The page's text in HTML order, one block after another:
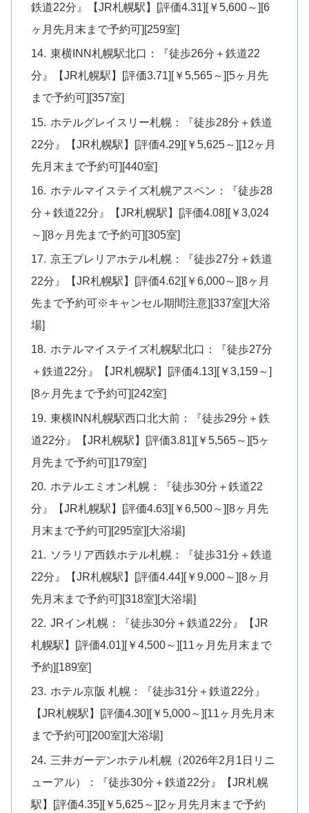
鉄道22分』【JR札幌駅】[評価4.31][￥5,600～][6
ヶ月先月末まで予約可][259室]
東横INN札幌駅北口：『徒歩26分＋鉄道22
分』【JR札幌駅】[評価3.71][￥5,565～][5ヶ月先
まで予約可][357室]
ホテルグレイスリー札幌：『徒歩28分＋鉄道
22分』【JR札幌駅】[評価4.29][￥5,625～][12ヶ月
先月末まで予約可][440室]
ホテルマイステイズ札幌アスペン：『徒歩28
分＋鉄道22分』【JR札幌駅】[評価4.08][￥3,024
～][8ヶ月先まで予約可][305室]
京王プレリアホテル札幌：『徒歩27分＋鉄道
22分』【JR札幌駅】[評価4.62][￥6,000～][8ヶ月
先まで予約可※キャンセル期間注意][337室][大浴
場]
ホテルマイステイズ札幌駅北口：『徒歩27分
＋鉄道22分』【JR札幌駅】[評価4.13][￥3,159～]
[8ヶ月先まで予約可][242室]
東横INN札幌駅西口北大前：『徒歩29分＋鉄
道22分』【JR札幌駅】[評価3.81][￥5,565～][5ヶ
月先まで予約可][179室]
ホテルエミオン札幌：『徒歩30分＋鉄道22
分』【JR札幌駅】[評価4.63][￥6,500～][8ヶ月先
月末まで予約可][295室][大浴場]
ソラリア西鉄ホテル札幌：『徒歩31分＋鉄道
22分』【JR札幌駅】[評価4.44][￥9,000～][8ヶ月
先月末まで予約可][318室][大浴場]
JRイン札幌：『徒歩30分＋鉄道22分』【JR
札幌駅】[評価4.01][￥4,500～][11ヶ月先月末まで
予約][189室]
ホテル京阪 札幌：『徒歩31分＋鉄道22分』
【JR札幌駅】[評価4.30][￥5,000～][11ヶ月先月末
まで予約可][200室][大浴場]
三井ガーデンホテル札幌（2026年2月1日リニ
ューアル）：『徒歩30分＋鉄道22分』【JR札幌
駅】[評価4.35][￥5,625～][2ヶ月先月末まで予約